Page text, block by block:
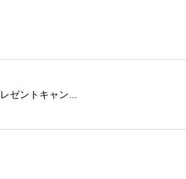
ゼントキャン...